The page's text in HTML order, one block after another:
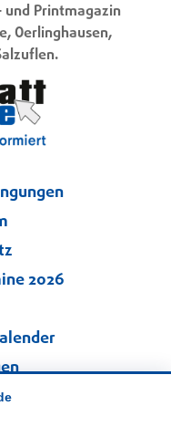
und Printmagazin
Oerlinghausen,
2026